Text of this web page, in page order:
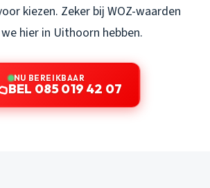
kiezen. Zeker bij WOZ-waarden
hier in Uithoorn hebben.
NU BEREIKBAAR
BEL 085 019 42 07